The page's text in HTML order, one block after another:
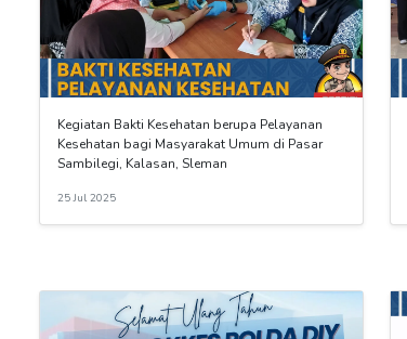
Kegiatan Bakti Kesehatan berupa Pelayanan
Kesehatan bagi Masyarakat Umum di Pasar
Sambilegi, Kalasan, Sleman
25 Jul 2025